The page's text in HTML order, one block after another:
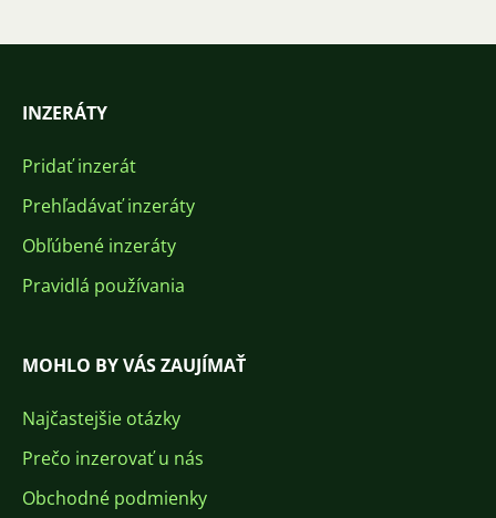
INZERÁTY
Pridať inzerát
Prehľadávať inzeráty
Obľúbené inzeráty
Pravidlá používania
MOHLO BY VÁS ZAUJÍMAŤ
Najčastejšie otázky
Prečo inzerovať u nás
Obchodné podmienky